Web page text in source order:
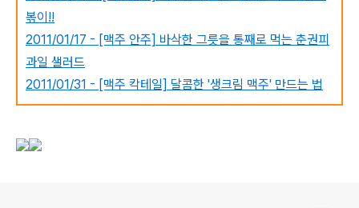
볶이!!
2011/01/17 - [맥주 안주] 바삭한 그릇을 통째로 먹는 춘권피
과일 샐러드
2011/01/31 - [맥주 칵테일] 달콤한 '생크림 맥주' 만드는 법